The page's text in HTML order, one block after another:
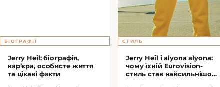
БІОГРАФІЇ
Jerry Heil: біографія,
кар’єра, особисте життя
та цікаві факти
СТИЛЬ
Jerry Heil і alyona alyona:
чому їхній Eurovision-
стиль став найсильнішою